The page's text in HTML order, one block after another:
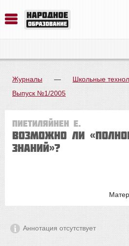
Журналы — Школьные
Выпуск №1/2005
Пиетиляйнен Е.
Возможно ли
знаний»?
Аннотация отсутствует